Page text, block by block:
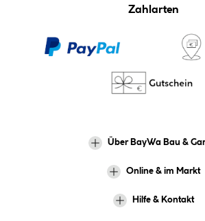
Zahlarten
Über BayWa Bau &
Online & im Markt
Hilfe & Kontakt